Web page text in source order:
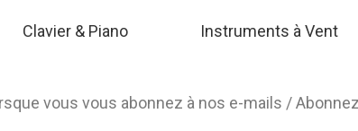
Clavier & Piano Instruments à Vent
vous vous abonnez à nos e-mails /